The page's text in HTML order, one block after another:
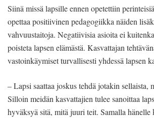
Siinä missä lapsille ennen opetettiin
opettaa positiivinen pedagogiikka näiden
vahvuustaitoja. Negatiivisia asioita ei
poisteta lapsen elämästä. Kasvattajan
vastoinkäymiset turvallisesti yhdessä lapsen
– Lapsi saattaa joskus tehdä jotakin sellaista,
Silloin meidän kasvattajien tulee sanoittaa
hyväksyä sitä, mitä juuri teit. Samalla